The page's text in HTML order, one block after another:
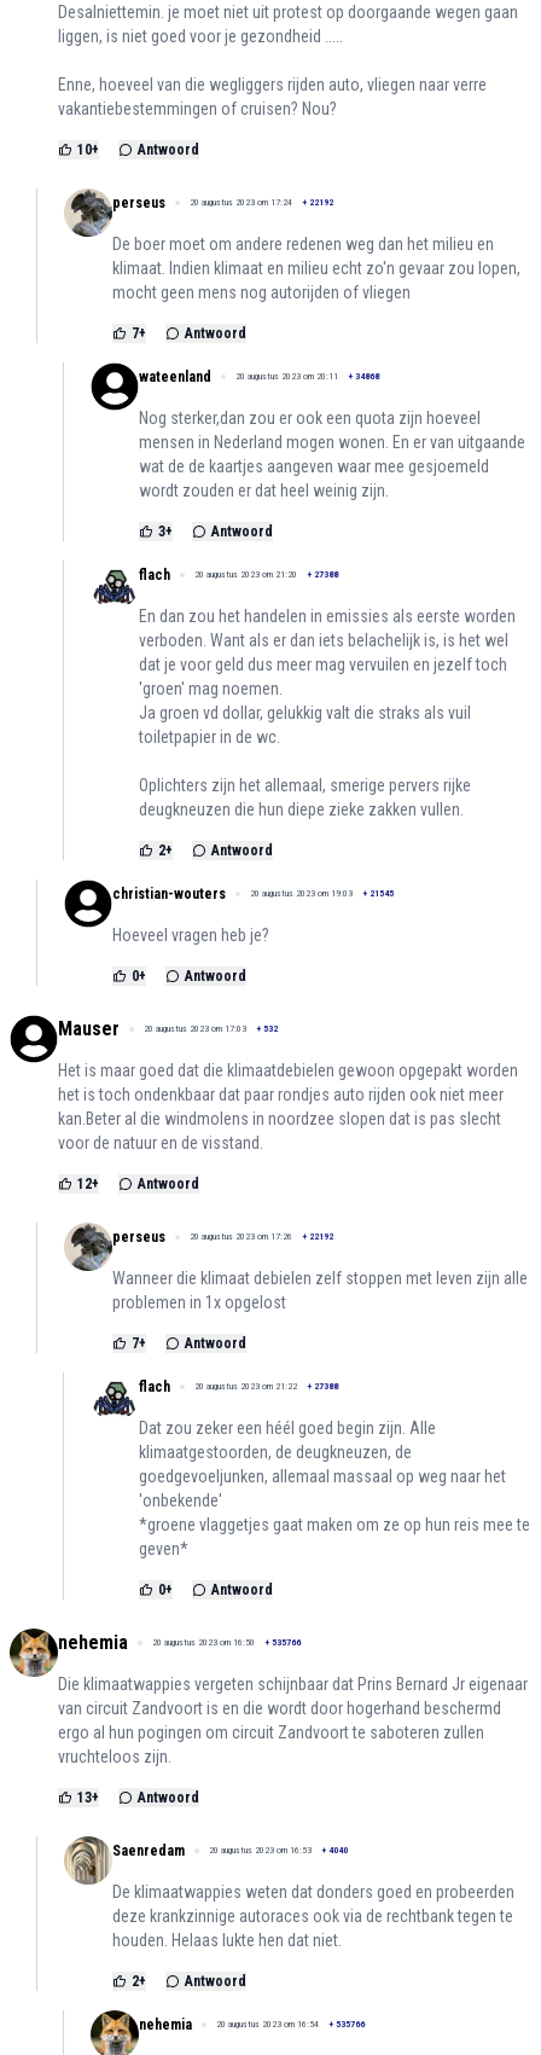
Desalniettemin. je moet niet uit protest op doorgaande wegen gaan
liggen, is niet goed voor je gezondheid .....
Enne, hoeveel van die wegliggers rijden auto, vliegen naar verre
vakantiebestemmingen of cruisen? Nou?
10+ Antwoord
perseus 20 augustus 2023 om 17:24 + 22192
De boer moet om andere redenen weg dan het milieu en
klimaat. Indien klimaat en milieu echt zo'n gevaar zou lopen,
mocht geen mens nog autorijden of vliegen
7+ Antwoord
wateenland 20 augustus 2023 om 20:11 + 34868
Nog sterker,dan zou er ook een quota zijn hoeveel
mensen in Nederland mogen wonen. En er van uitgaande
wat de de kaartjes aangeven waar mee gesjoemeld
wordt zouden er dat heel weinig zijn.
3+ Antwoord
flach 20 augustus 2023 om 21:20 + 27388
En dan zou het handelen in emissies als eerste worden
verboden. Want als er dan iets belachelijk is, is het wel
dat je voor geld dus meer mag vervuilen en jezelf toch
'groen' mag noemen.
Ja groen vd dollar, gelukkig valt die straks als vuil
toiletpapier in de wc.
Oplichters zijn het allemaal, smerige pervers rijke
deugkneuzen die hun diepe zieke zakken vullen.
2+ Antwoord
christian-wouters 20 augustus 2023 om 19:03 + 21545
Hoeveel vragen heb je?
0+ Antwoord
Mauser 20 augustus 2023 om 17:03 + 532
Het is maar goed dat die klimaatdebielen gewoon opgepakt worden
het is toch ondenkbaar dat paar rondjes auto rijden ook niet meer
kan.Beter al die windmolens in noordzee slopen dat is pas slecht
voor de natuur en de visstand.
12+ Antwoord
perseus 20 augustus 2023 om 17:26 + 22192
Wanneer die klimaat debielen zelf stoppen met leven zijn alle
problemen in 1x opgelost
7+ Antwoord
flach 20 augustus 2023 om 21:22 + 27388
Dat zou zeker een héél goed begin zijn. Alle
klimaatgestoorden, de deugkneuzen, de
goedgevoeljunken, allemaal massaal op weg naar het
'onbekende'
*groene vlaggetjes gaat maken om ze op hun reis mee te
geven*
0+ Antwoord
nehemia 20 augustus 2023 om 16:50 + 535766
Die klimaatwappies vergeten schijnbaar dat Prins Bernard Jr eigenaar
van circuit Zandvoort is en die wordt door hogerhand beschermd
ergo al hun pogingen om circuit Zandvoort te saboteren zullen
vruchteloos zijn.
13+ Antwoord
Saenredam 20 augustus 2023 om 16:53 + 4040
De klimaatwappies weten dat donders goed en probeerden
deze krankzinnige autoraces ook via de rechtbank tegen te
houden. Helaas lukte hen dat niet.
2+ Antwoord
nehemia 20 augustus 2023 om 16:54 + 535766